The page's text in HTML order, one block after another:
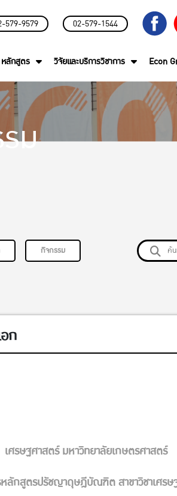
579-9579 02-579-1544
หลักสูตร วิจัยและบริการวิชาการ Econ
ม
กิจกรรม
ก
เศรษฐศาสตร์ มหาวิทยาลัยเกษตรศาสตร์
หลักสูตรปรัชญาดุษฎีบัณฑิต สาขาวิชาเศรษ